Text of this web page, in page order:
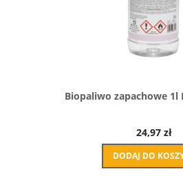
Biopaliwo zapachowe 1l
24,97 zł
DODAJ DO